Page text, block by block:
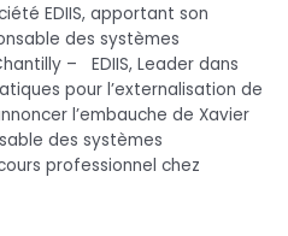
EDIIS, apportant son
des systèmes
– EDIIS, Leader dans
pour l’externalisation de
l’embauche de Xavier
des systèmes
professionnel chez